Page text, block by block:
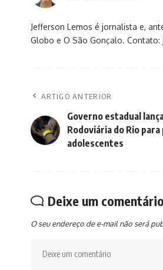
Jefferson Lemos é jornalista e,
Globo e O São Gonçalo.
ARTIGO ANTERIOR
Governo estadual
Rodoviária do Rio
adolescentes
Deixe um comentário
O seu endereço de e-mail não será